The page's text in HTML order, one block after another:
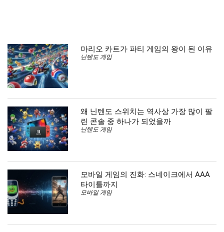
마리오 카트가 파티 게임의 왕이 된 이유
닌텐도 게임
왜 닌텐도 스위치는 역사상 가장 많이 팔
린 콘솔 중 하나가 되었을까
닌텐도 게임
모바일 게임의 진화: 스네이크에서 AAA
타이틀까지
모바일 게임